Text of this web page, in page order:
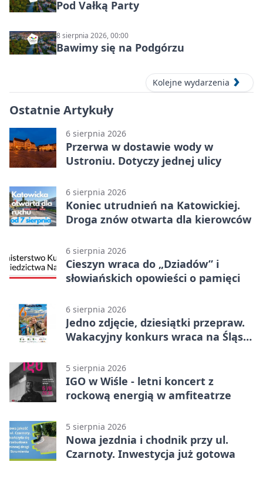
Pod Vałką Party
8 sierpnia 2026, 00:00
Bawimy się na Podgórzu
Kolejne wydarzenia
Ostatnie Artykuły
6 sierpnia 2026
Przerwa w dostawie wody w
Ustroniu. Dotyczy jednej ulicy
6 sierpnia 2026
Koniec utrudnień na Katowickiej.
Droga znów otwarta dla kierowców
6 sierpnia 2026
Cieszyn wraca do „Dziadów” i
słowiańskich opowieści o pamięci
6 sierpnia 2026
Jedno zdjęcie, dziesiątki przepraw.
Wakacyjny konkurs wraca na Śląsk
5 sierpnia 2026
IGO w Wiśle - letni koncert z
rockową energią w amfiteatrze
5 sierpnia 2026
Nowa jezdnia i chodnik przy ul.
Czarnoty. Inwestycja już gotowa